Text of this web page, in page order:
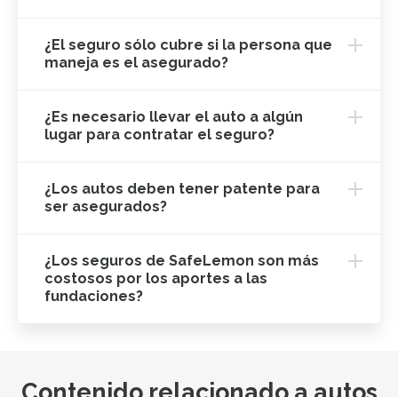
¿El seguro sólo cubre si la persona que
maneja es el asegurado?
¿Es necesario llevar el auto a algún
lugar para contratar el seguro?
¿Los autos deben tener patente para
ser asegurados?
¿Los seguros de SafeLemon son más
costosos por los aportes a las
fundaciones?